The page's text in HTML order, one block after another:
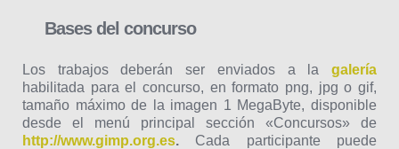
Bases del concurso
Los trabajos deberán ser enviados a la galería
habilitada para el concurso, en formato png, jpg o gif,
tamaño máximo de la imagen 1 MegaByte, disponible
desde el menú principal sección «Concursos» de
http://www.gimp.org.es. Cada participante puede